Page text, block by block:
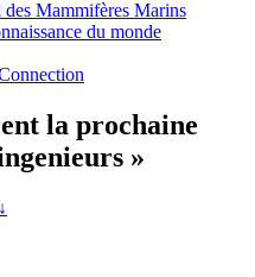
des Mammifères Marins
du monde
la prochaine
»